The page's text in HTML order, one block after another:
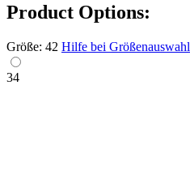
Product Options:
Größe: 42 Hilfe bei Größenauswahl
34